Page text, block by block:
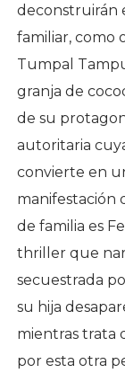
deconstruirán
familiar, como
Tumpal
granja de
de su
autoritaria
convierte en
manifestación
de familia es
thriller que
secuestrada
su hija
mientras trata
por esta otra